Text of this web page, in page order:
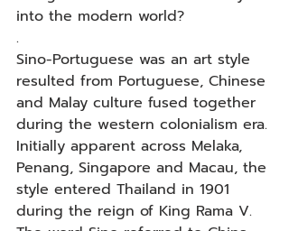
into the modern world?
.
Sino-Portuguese was an art style
resulted from Portuguese, Chinese
and Malay culture fused together
during the western colonialism era.
Initially apparent across Melaka,
Penang, Singapore and Macau, the
style entered Thailand in 1901
during the reign of King Rama V.